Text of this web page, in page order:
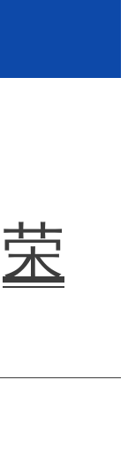
荣